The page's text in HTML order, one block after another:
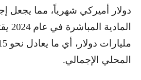
دولار أميركي شهرياً، مما يجعل
المحلي الإجمالي.